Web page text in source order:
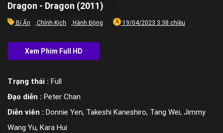
Dragon - Dragon (2011)
Bí Ẩn ,Chính Kịch , Hành Động 19/04/2023 3:38 chiều
Trạng thái : Full
Đạo diễn : Peter Chan
Diễn viên : Donnie Yen, Takeshi Kaneshiro, Tang Wei, Jimmy
Wang Yu, Kara Hui